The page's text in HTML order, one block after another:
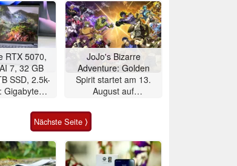
RTX 5070,
7, 32 GB
SSD, 2.5k-
Gigabyte
JoJo's Bizarre
Adventure: Golden
Spirit startet am 13.
August auf
Nächste Seite ⟩